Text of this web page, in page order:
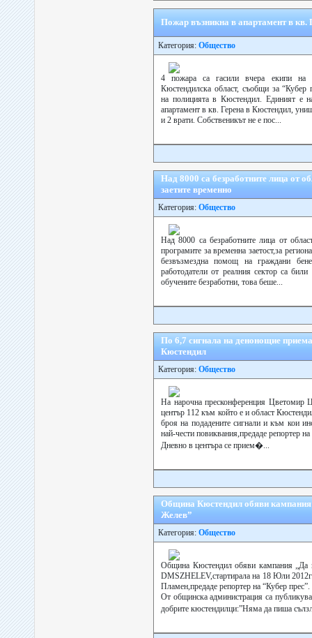
Пожар възникна в апартамент в кв.
Категория: Общество
4 пожара са гасили вчера екипи
Кюстендилска област, съобщи за “Кубер
на полицията в Кюстендил. Единият е
апартамент в кв. Герена в Кюстендил,
и 2 врати. Собственикът не е пос...
Над 8000 са безработните лица от
заетите временно
Категория: Общество
Над 8000 са безработните лица от
програмите за временна заетост,за
безвъзмездна помощ на граждани
работодатели от реалния сектор са
обучените безработни, това беше...
По 6,7 сигнала на денонощие
Кюстендил
Категория: Общество
На нарочна пресконференция Цветомир
център 112 към който е и област
броя на подадените сигнали и към кои
най-чести повиквания,предаде репортер
Дневно в центъра се прием�...
Община Кюстендил обяви
Желев”
Категория: Общество
Община Кюстендил обяви кампания
DMSZHELEV,стартирала на 18 Юли
Пламен,предаде репортер на “Кубер прес”.
От общинска администрация са
добрите кюстендилци:”Няма да пиша